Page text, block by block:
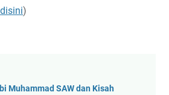
)
Muhammad SAW dan Kisah